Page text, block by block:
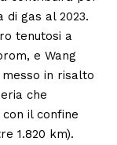
di gas al 2023.
tenutosi a
e Wang
messo in risalto
che
il confine
1.820 km).